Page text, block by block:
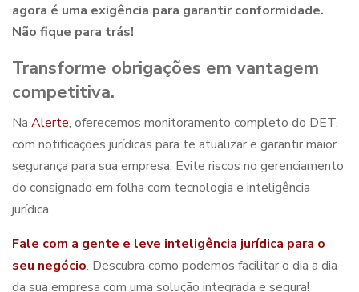
agora é uma exigência para garantir conformidade.
Não fique para trás!
Transforme obrigações em vantagem
competitiva.
Na Alerte, oferecemos monitoramento completo do DET,
com notificações jurídicas para te atualizar e garantir maior
segurança para sua empresa. Evite riscos no gerenciamento
do consignado em folha com tecnologia e inteligência
jurídica.
Fale com a gente e leve inteligência jurídica para o
seu negócio. Descubra como podemos facilitar o dia a dia
da sua empresa com uma solução integrada e segura!